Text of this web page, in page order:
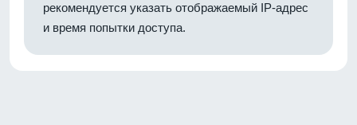
рекомендуется указать отображаемый IP-адрес
и время попытки доступа.